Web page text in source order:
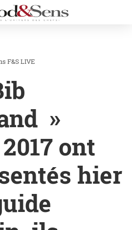
F&S LIVE
»
ont
hier